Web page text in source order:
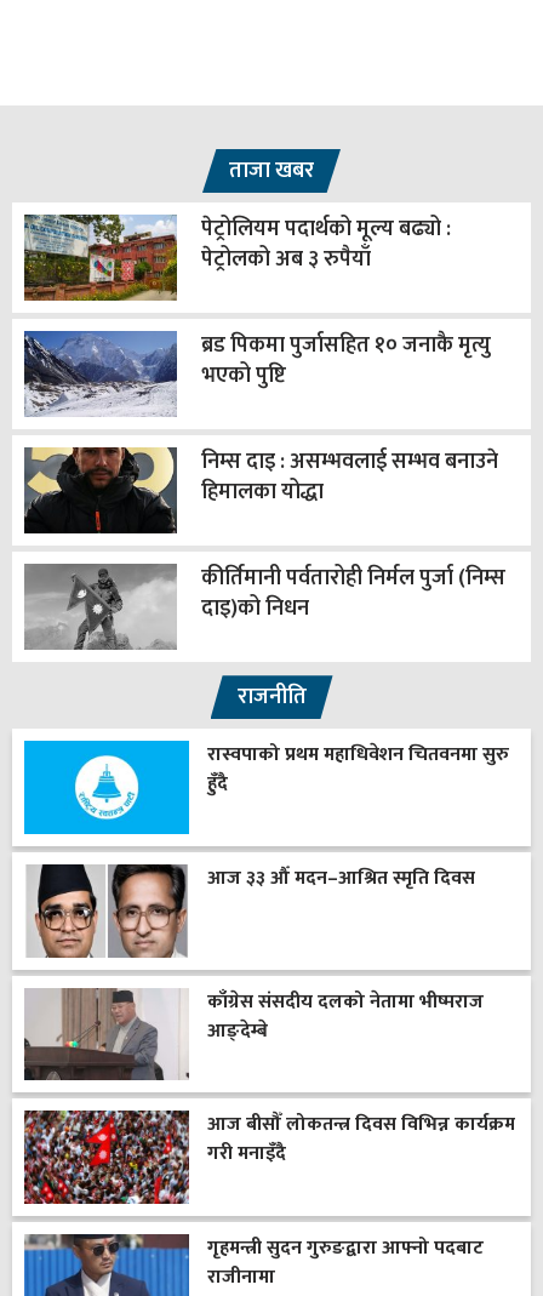
ताजा खबर
पेट्रोलियम पदार्थको मूल्य बढ्यो :
पेट्रोलको अब ३ रुपैयाँ
ब्रड पिकमा पुर्जासहित १० जनाकै मृत्यु
भएको पुष्टि
निम्स दाइ : असम्भवलाई सम्भव बनाउने
हिमालका योद्धा
कीर्तिमानी पर्वतारोही निर्मल पुर्जा (निम्स
दाइ)को निधन
राजनीति
रास्वपाको प्रथम महाधिवेशन चितवनमा सुरु
हुँदै
आज ३३ औँ मदन–आश्रित स्मृति दिवस
काँग्रेस संसदीय दलको नेतामा भीष्मराज
आङ्देम्बे
आज बीसौँ लोकतन्त्र दिवस विभिन्न कार्यक्रम
गरी मनाइँदै
गृहमन्त्री सुदन गुरुङद्वारा आफ्नो पदबाट
राजीनामा